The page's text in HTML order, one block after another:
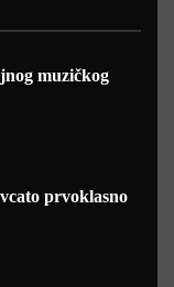
muzičkog
prvoklasno